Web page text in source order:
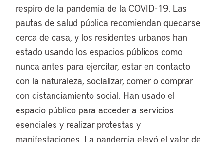
respiro de la pandemia de la COVID-19. Las
pautas de salud pública recomiendan quedarse
cerca de casa, y los residentes urbanos han
estado usando los espacios públicos como
nunca antes para ejercitar, estar en contacto
con la naturaleza, socializar, comer o comprar
con distanciamiento social. Han usado el
espacio público para acceder a servicios
esenciales y realizar protestas y
manifestaciones. La pandemia elevó el valor de